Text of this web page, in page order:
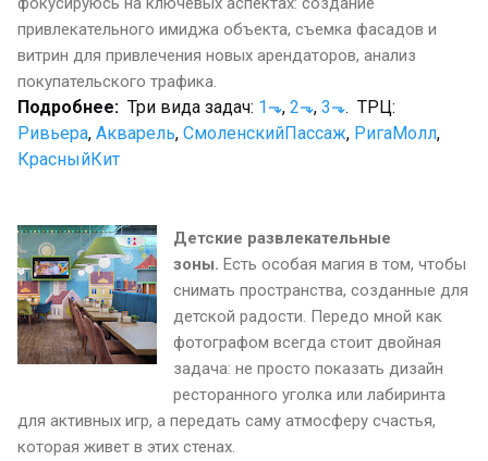
привлекательного имиджа объекта, съемка фасадов и
витрин для привлечения новых арендаторов, анализ
покупательского трафика.
Подробнее: Три вида задач: 1⬎, 2⬎, 3⬎. ТРЦ:
Ривьера, Акварель, СмоленскийПассаж, РигаМолл,
КрасныйКит
Детские развлекательные
зоны. Есть особая магия в том, чтобы
снимать пространства, созданные для
детской радости. Передо мной как
фотографом всегда стоит двойная
задача: не просто показать дизайн
ресторанного уголка или лабиринта
для активных игр, а передать саму атмосферу счастья,
которая живет в этих стенах.